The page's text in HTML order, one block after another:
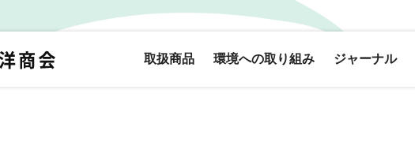
取扱商品 環境への取り組み ジャーナル